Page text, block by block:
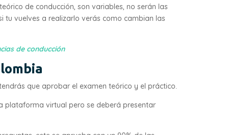
de conducción, son variables, no serán las
tu vuelves a realizarlo verás como cambian las
de conducción
que aprobar el examen teórico y el práctico.
plataforma virtual pero se deberá presentar